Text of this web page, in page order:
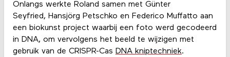
Onlangs werkte Roland samen met Günter
Seyfried, Hansjörg Petschko en Federico Muffatto aan
een biokunst project waarbij een foto werd gecodeerd
in DNA, om vervolgens het beeld te wijzigen met
gebruik van de CRISPR-Cas DNA kniptechniek.